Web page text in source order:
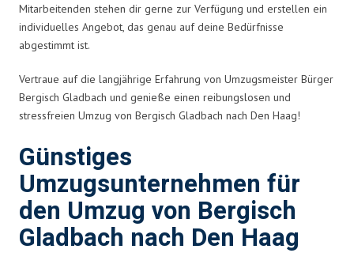
Mitarbeitenden stehen dir gerne zur Verfügung und erstellen ein
individuelles Angebot, das genau auf deine Bedürfnisse
abgestimmt ist.
Vertraue auf die langjährige Erfahrung von Umzugsmeister Bürger
Bergisch Gladbach und genieße einen reibungslosen und
stressfreien Umzug von Bergisch Gladbach nach Den Haag!
Günstiges
Umzugsunternehmen für
den Umzug von Bergisch
Gladbach nach Den Haag